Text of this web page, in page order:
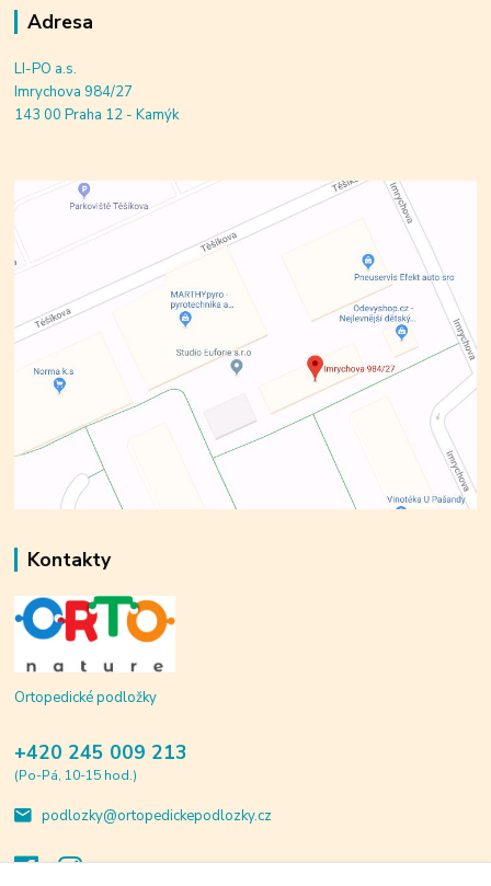
Adresa
LI-PO a.s.
Imrychova 984/27
143 00 Praha 12 - Kamýk
Kontakty
Ortopedické podložky
+420 245 009 213
(Po-Pá, 10-15 hod.)
podlozky@ortopedickepodlozky.cz